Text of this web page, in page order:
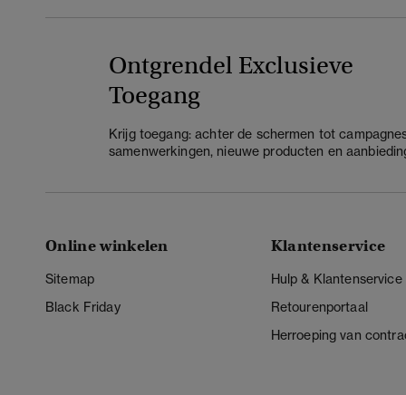
Ontgrendel Exclusieve
Toegang
Krijg toegang: achter de schermen tot
samenwerkingen, nieuwe producten en
Online winkelen
Sitemap
Black Friday
Klantenservice
Hulp & Klantenservice
Retourenportaal
Herroeping van